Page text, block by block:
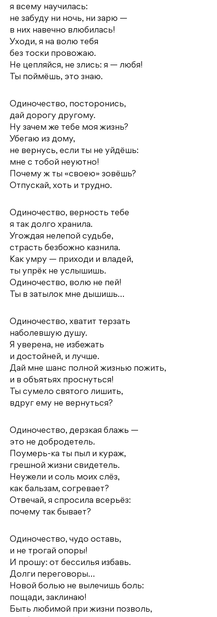
я всему научилась:
не забуду ни ночь, ни зарю —
в них навечно влюбилась!
Уходи, я на волю тебя
без тоски провожаю.
Не цепляйся, не злись: я — любя!
Ты поймёшь, это знаю.
Одиночество, посторонись,
дай дорогу другому.
Ну зачем же тебе моя жизнь?
Убегаю из дому,
не вернусь, если ты не уйдёшь:
мне с тобой неуютно!
Почему ж ты «своею» зовёшь?
Отпускай, хоть и трудно.
Одиночество, верность тебе
я так долго хранила.
Угождая нелепой судьбе,
страсть безбожно казнила.
Как умру — приходи и владей,
ты упрёк не услышишь.
Одиночество, волю не пей!
Ты в затылок мне дышишь…
Одиночество, хватит терзать
наболевшую душу.
Я уверена, не избежать
и достойней, и лучше.
Дай мне шанс полной жизнью пожить,
и в объятьях проснуться!
Ты сумело святого лишить,
вдруг ему не вернуться?
Одиночество, дерзкая блажь —
это не добродетель.
Поумерь-ка ты пыл и кураж,
грешной жизни свидетель.
Неужели и соль моих слёз,
как бальзам, согревает?
Отвечай, я спросила всерьёз:
почему так бывает?
Одиночество, чудо оставь,
и не трогай опоры!
И прошу: от бессилья избавь.
Долги переговоры…
Новой болью не вылечишь боль:
пощади, заклинаю!
Быть любимой при жизни позволь,